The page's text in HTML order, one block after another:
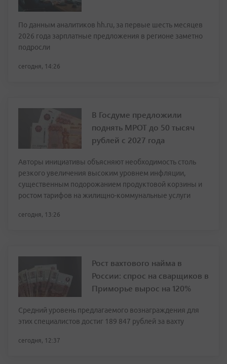
По данным аналитиков hh.ru, за первые шесть месяцев
2026 года зарплатные предложения в регионе заметно
подросли
сегодня, 14:26
В Госдуме предложили
поднять МРОТ до 50 тысяч
рублей с 2027 года
Авторы инициативы объясняют необходимость столь
резкого увеличения высоким уровнем инфляции,
существенным подорожанием продуктовой корзины и
ростом тарифов на жилищно-коммунальные услуги
сегодня, 13:26
Рост вахтового найма в
России: спрос на сварщиков в
Приморье вырос на 120%
Средний уровень предлагаемого вознаграждения для
этих специалистов достиг 189 847 рублей за вахту
сегодня, 12:37